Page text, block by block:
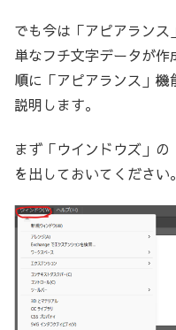
でも今は「アピアラン
単なフチ文字データが作
順に「アピアランス」
説明します。
まず「ウインドウズ」
を出しておいてください。